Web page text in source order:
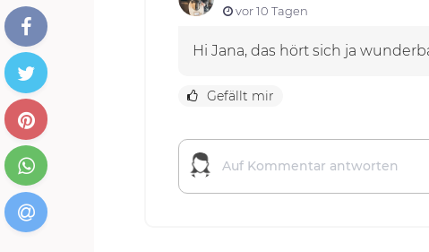
vor 10 Tagen
Hi Jana, das hört sich ja
Gefällt mir